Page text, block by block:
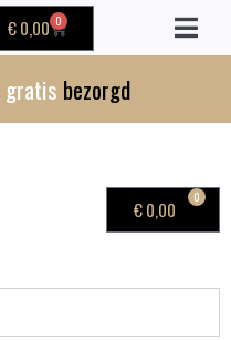
€0,00 0
gratis bezorgd
€0,00
0